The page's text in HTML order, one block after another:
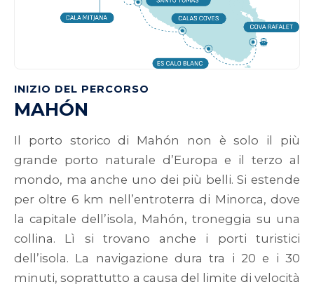
INIZIO DEL PERCORSO
MAHÓN
Il porto storico di Mahón non è solo il più
grande porto naturale d’Europa e il terzo al
mondo, ma anche uno dei più belli. Si estende
per oltre 6 km nell’entroterra di Minorca, dove
la capitale dell’isola, Mahón, troneggia su una
collina. Lì si trovano anche i porti turistici
dell’isola. La navigazione dura tra i 20 e i 30
minuti, soprattutto a causa del limite di velocità